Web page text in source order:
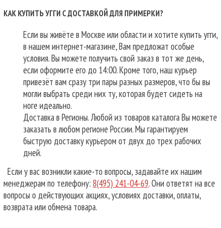
КАК КУПИТЬ УГГИ С ДОСТАВКОЙ ДЛЯ ПРИМЕРКИ?
Если вы живёте в Москве или области и хотите купить угги,
в нашем интернет-магазине, Вам предложат особые
условия. Вы можете получить свой заказ в тот же день,
если оформите его до 14:00. Кроме того, наш курьер
привезёт вам сразу три пары разных размеров, что бы вы
могли выбрать среди них ту, которая будет сидеть на
ноге идеально.
Доставка в Регионы. Любой из товаров каталога Вы можете
заказать в любом регионе России. Мы гарантируем
быструю доставку курьером от двух до трех рабочих
дней.
Если у вас возникли какие-то вопросы, задавайте их нашим
менеджерам по телефону: 8(495) 241-04-69. Они ответят на все
вопросы о действующих акциях, условиях доставки, оплаты,
возврата или обмена товара.